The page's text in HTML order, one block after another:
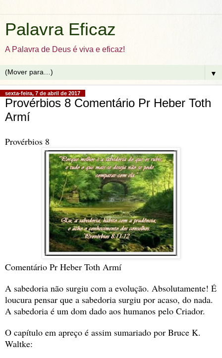
Palavra Eficaz
A Palavra de Deus é viva e eficaz!
▼
sexta-feira, 7 de abril de 2017
Provérbios 8 Comentário Pr Heber Toth
Armí
Provérbios 8
Comentário Pr Heber Toth Armí
A sabedoria não surgiu com a evolução. Absolutamente! É
loucura pensar que a sabedoria surgiu por acaso, do nada.
A sabedoria é um dom dado aos humanos pelo Criador.
O capítulo em apreço é assim sumariado por Bruce K.
Waltke: